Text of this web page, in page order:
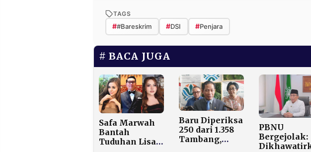
TAGS
##Bareskrim #DSI #Penjara
BACA JUGA
Safa Marwah
Bantah
Tuduhan Lisa
Baru Diperiksa
250 dari 1.358
Tambang,
PBNU
Bergejolak: